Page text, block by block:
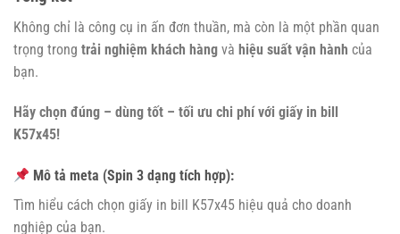
Không chỉ là công cụ in ấn đơn thuần, mà còn là một phần quan
trọng trong trải nghiệm khách hàng và hiệu suất vận hành của
bạn.
Hãy chọn đúng – dùng tốt – tối ưu chi phí với giấy in bill
K57x45!
Mô tả meta (Spin 3 dạng tích hợp):
Tìm hiểu cách chọn giấy in bill K57x45 hiệu quả cho doanh
nghiệp của bạn.